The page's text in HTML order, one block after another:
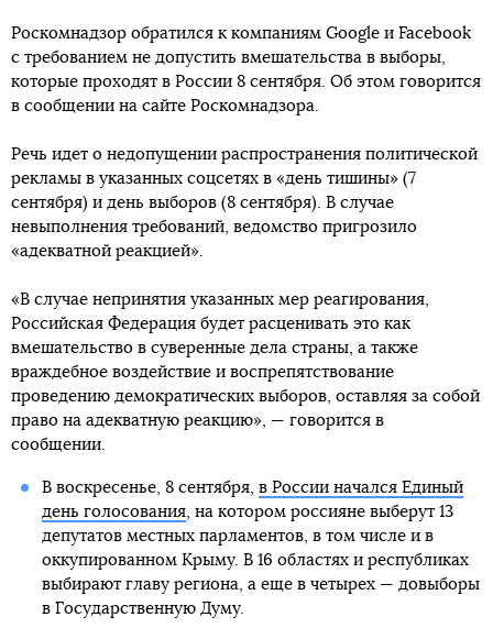
Роскомнадзор обратился к компаниям Google и Facebook
с требованием не допустить вмешательства в выборы,
которые проходят в России 8 сентября. Об этом говорится
в сообщении на сайте Роскомнадзора.
Речь идет о недопущении распространения политической
рекламы в указанных соцсетях в «день тишины» (7
сентября) и день выборов (8 сентября). В случае
невыполнения требований, ведомство пригрозило
«адекватной реакцией».
«В случае непринятия указанных мер реагирования,
Российская Федерация будет расценивать это как
вмешательство в суверенные дела страны, а также
враждебное воздействие и воспрепятствование
проведению демократических выборов, оставляя за собой
право на адекватную реакцию», — говорится в
сообщении.
В воскресенье, 8 сентября, в России начался Единый
день голосования, на котором россияне выберут 13
депутатов местных парламентов, в том числе и в
оккупированном Крыму. В 16 областях и республиках
выбирают главу региона, а еще в четырех — довыборы
в Государственную Думу.